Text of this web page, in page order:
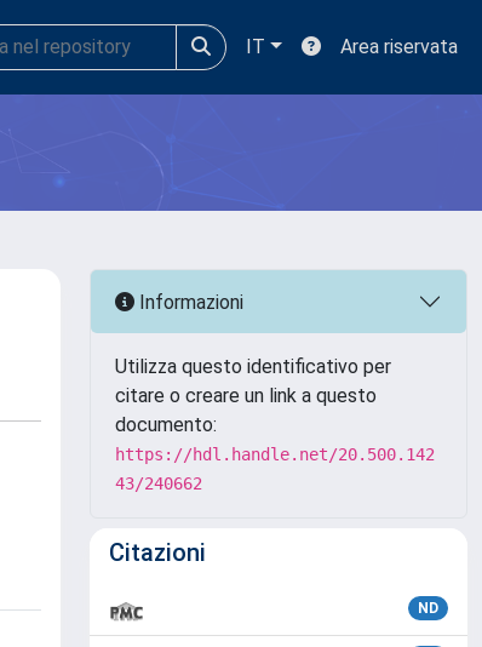
IT Area riservata
Informazioni
Utilizza questo identificativo per
citare o creare un link a questo
documento:
https://hdl.handle.net/20.500.142
43/240662
Citazioni
ND